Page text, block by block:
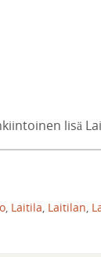
lisä
Laitila Laitilan